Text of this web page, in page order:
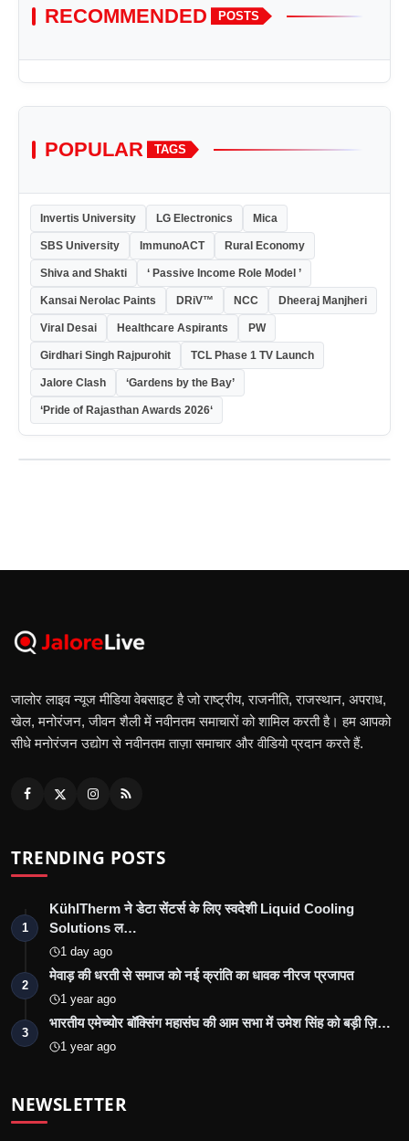
RECOMMENDED POSTS
POPULAR TAGS
Invertis University LG Electronics Mica
SBS University ImmunoACT Rural Economy
Shiva and Shakti ‘ Passive Income Role Model ’
Kansai Nerolac Paints DRiV™ NCC Dheeraj Manjheri
Viral Desai Healthcare Aspirants PW
Girdhari Singh Rajpurohit TCL Phase 1 TV Launch
Jalore Clash ‘Gardens by the Bay’
‘Pride of Rajasthan Awards 2026‘
जालोर लाइव न्यूज मीडिया वेबसाइट है जो राष्ट्रीय, राजनीति, राजस्थान, अपराध,
खेल, मनोरंजन, जीवन शैली में नवीनतम समाचारों को शामिल करती है। हम आपको
सीधे मनोरंजन उद्योग से नवीनतम ताज़ा समाचार और वीडियो प्रदान करते हैं.
TRENDING POSTS
1
KühlTherm ने डेटा सेंटर्स के लिए स्वदेशी Liquid Cooling
Solutions ल…
1 day ago
2
मेवाड़ की धरती से समाज को नई क्रांति का धावक नीरज प्रजापत
1 year ago
3
भारतीय एमेच्योर बॉक्सिंग महासंघ की आम सभा में उमेश सिंह को बड़ी ज़ि…
1 year ago
NEWSLETTER